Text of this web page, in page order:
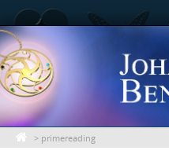
Skip
to
content
> primereading